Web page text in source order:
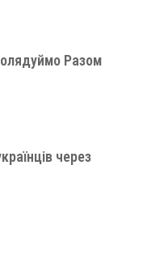
Разом
через